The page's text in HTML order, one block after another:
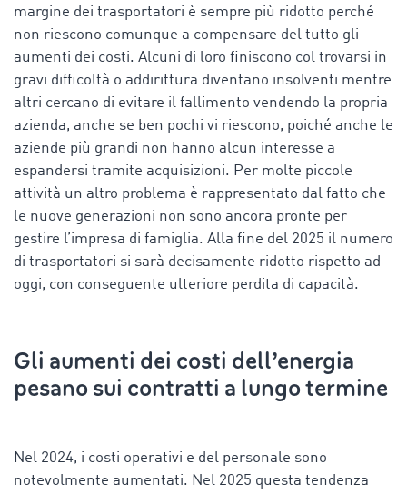
margine dei trasportatori è sempre più ridotto perché
non riescono comunque a compensare del tutto gli
aumenti dei costi. Alcuni di loro finiscono col trovarsi in
gravi difficoltà o addirittura diventano insolventi mentre
altri cercano di evitare il fallimento vendendo la propria
azienda, anche se ben pochi vi riescono, poiché anche le
aziende più grandi non hanno alcun interesse a
espandersi tramite acquisizioni. Per molte piccole
attività un altro problema è rappresentato dal fatto che
le nuove generazioni non sono ancora pronte per
gestire l’impresa di famiglia. Alla fine del 2025 il numero
di trasportatori si sarà decisamente ridotto rispetto ad
oggi, con conseguente ulteriore perdita di capacità.
Gli aumenti dei costi dell’energia
pesano sui contratti a lungo termine
Nel 2024, i costi operativi e del personale sono
notevolmente aumentati. Nel 2025 questa tendenza